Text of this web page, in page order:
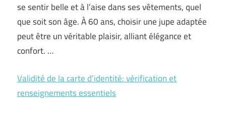
se sentir belle et à l’aise dans ses vêtements, quel
que soit son âge. À 60 ans, choisir une jupe adaptée
peut être un véritable plaisir, alliant élégance et
confort. …
Validité de la carte d’identité: vérification et
renseignements essentiels